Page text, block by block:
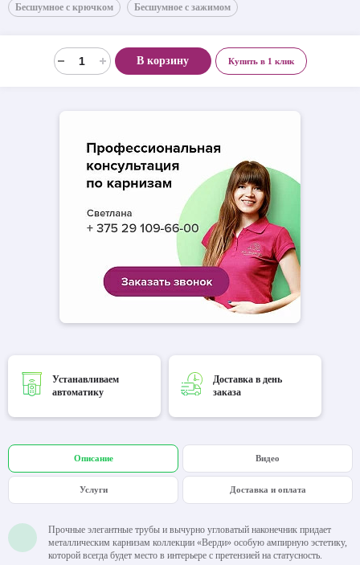
Бесшумное с крючком Бесшумное с зажимом
В корзину Купить в 1 клик
Устанавливаем
автоматику
Доставка в день
заказа
Описание Видео
Услуги Доставка и оплата
Прочные элегантные трубы и вычурно угловатый наконечник придает
металлическим карнизам коллекции «Верди» особую ампирную эстетику,
которой всегда будет место в интерьере с претензией на статусность.